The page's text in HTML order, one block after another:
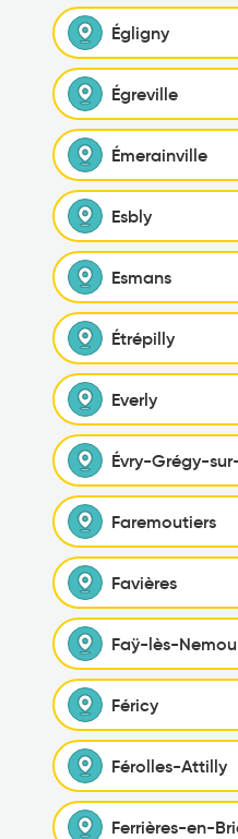
Égligny
Égreville
Émerainville
Esbly
Esmans
Étrépilly
Everly
Évry-Grégy-
Faremoutiers
Favières
Faÿ-lès-
Féricy
Férolles-Attilly
Ferrières-en-